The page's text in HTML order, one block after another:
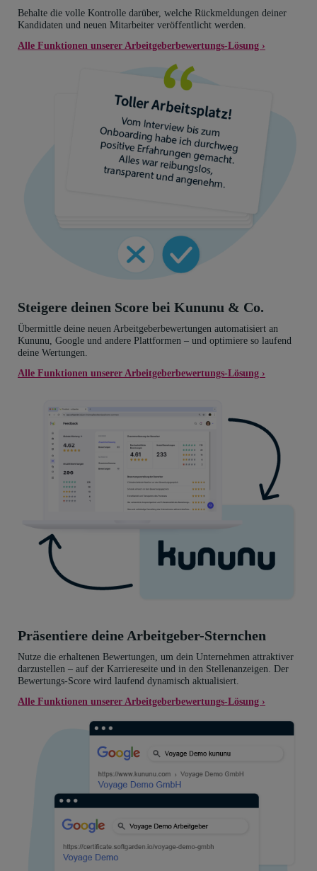
Behalte die volle Kontrolle darüber, welche Rückmeldungen deiner
Kandidaten und neuen Mitarbeiter veröffentlicht werden.
Alle Funktionen unserer Arbeitgeberbewertungs-Lösung ›
Steigere deinen Score bei Kununu & Co.
Übermittle deine neuen Arbeitgeberbewertungen automatisiert an
Kununu, Google und andere Plattformen – und optimiere so laufend
deine Wertungen.
Alle Funktionen unserer Arbeitgeberbewertungs-Lösung ›
Präsentiere deine Arbeitgeber-Sternchen
Nutze die erhaltenen Bewertungen, um dein Unternehmen attraktiver
darzustellen – auf der Karriereseite und in den Stellenanzeigen. Der
Bewertungs-Score wird laufend dynamisch aktualisiert.
Alle Funktionen unserer Arbeitgeberbewertungs-Lösung ›